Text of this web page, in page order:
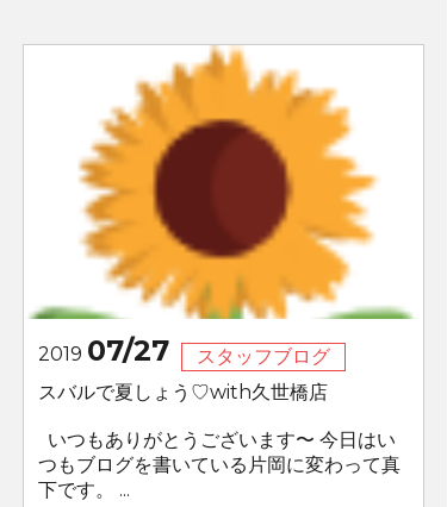
2019 07/27
スタッフブログ
スバルで夏しょう♡with久世橋店
いつもありがとうございます〜 今日はい
つもブログを書いている片岡に変わって真
下です。 ...